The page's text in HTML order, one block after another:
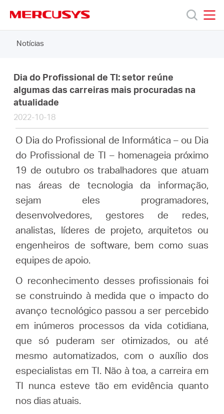
navigation
Produtos
Suporte
Sobre
Brazil
Portuguese
Notícias
Dia do Profissional de TI: setor reúne
algumas das carreiras mais procuradas na
atualidade
2022-10-18
O Dia do Profissional de Informática – ou Dia
do Profissional de TI – homenageia próximo
19 de outubro os trabalhadores que atuam
nas áreas de tecnologia da informação,
sejam eles programadores,
desenvolvedores, gestores de redes,
analistas, líderes de projeto, arquitetos ou
engenheiros de software, bem como suas
equipes de apoio.
O reconhecimento desses profissionais foi
se construindo à medida que o impacto do
avanço tecnológico passou a ser percebido
em inúmeros processos da vida cotidiana,
que só puderam ser otimizados, ou até
mesmo automatizados, com o auxílio dos
especialistas em TI. Não à toa, a carreira em
TI nunca esteve tão em evidência quanto
nos dias atuais.